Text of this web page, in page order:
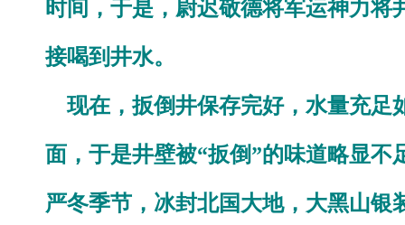
时间，于是，尉迟敬德将军运神力
接喝到井水。
现在，扳倒井保存完好，水量充足
面，于是井壁被“扳倒”的味道略显
严冬季节，冰封北国大地，大黑山